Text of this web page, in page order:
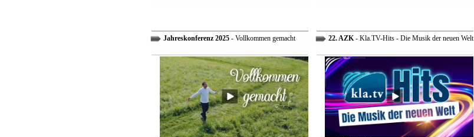
Jahreskonferenz 2025- Vollkommen gemacht 22. AZK- Kla.TV-Hits - Die Musik der neuen Welt